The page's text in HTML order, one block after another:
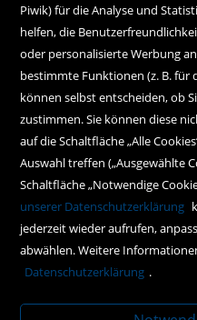
Kundenservice
Hilfe
Kontakt
Social Media
Policy
AGBs
Impressum
Datenschutz
Piwik) für die Analyse und
helfen, die
oder personalisierte Werbung
bestimmte Funktionen (z. B. für
können selbst entscheiden, ob
zustimmen. Sie können diese
auf die Schaltfläche „Alle
Auswahl treffen („Ausgewählte
Schaltfläche „Notwendige
unserer Datenschutzerklärung
jederzeit wieder aufrufen,
abwählen. Weitere
Datenschutzerklärung .